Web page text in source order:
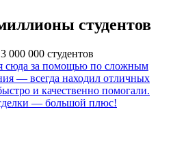
студентов
000 000 студентов
сюда за помощью по сложным
— всегда находил отличных
и качественно помогали.
— большой плюс!